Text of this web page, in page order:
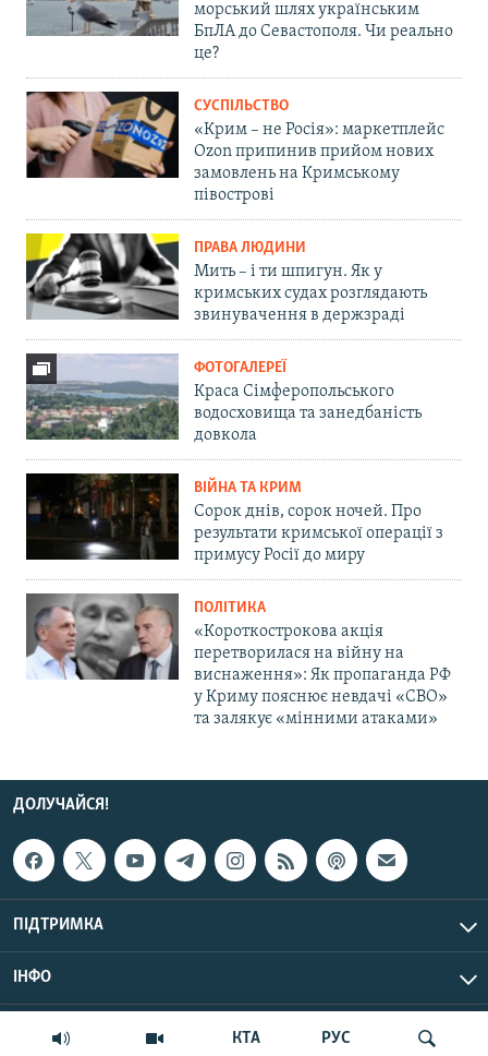
КТА РУС
морський шлях українським
БпЛА до Севастополя. Чи реально
це?
СУСПІЛЬСТВО
«Крим – не Росія»: маркетплейс
Ozon припинив прийом нових
замовлень на Кримському
півострові
ПРАВА ЛЮДИНИ
Мить – і ти шпигун. Як у
кримських судах розглядають
звинувачення в держзраді
ФОТОГАЛЕРЕЇ
Краса Сімферопольського
водосховища та занедбаність
довкола
ВІЙНА ТА КРИМ
Сорок днів, сорок ночей. Про
результати кримської операції з
примусу Росії до миру
ПОЛІТИКА
«Короткострокова акція
перетворилася на війну на
виснаження»: Як пропаганда РФ
у Криму пояснює невдачі «СВО»
та залякує «мінними атаками»
ДОЛУЧАЙСЯ!
ПІДТРИМКА
ІНФО
© Крим.Реалії, 2026 | Усі права застережено.